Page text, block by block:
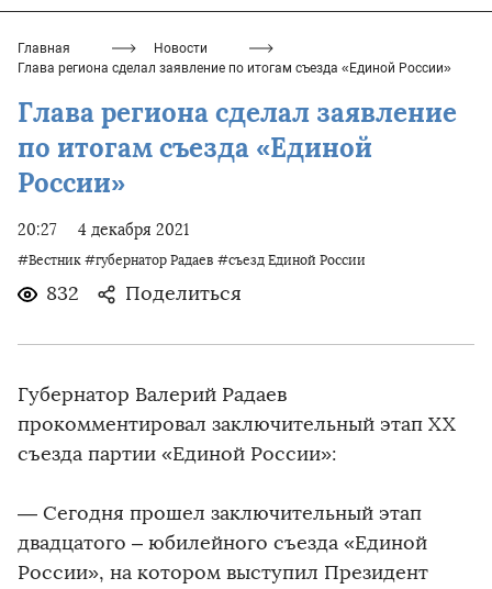
Главная
Новости
Глава региона сделал заявление по итогам съезда «Единой России»
Глава региона сделал заявление
по итогам съезда «Единой
России»
20:27 4 декабря 2021
#Вестник #губернатор Радаев #съезд Единой России
832 Поделиться
Губернатор Валерий Радаев
прокомментировал заключительный этап XX
съезда партии «Единой России»:
— Сегодня прошел заключительный этап
двадцатого – юбилейного съезда «Единой
России», на котором выступил Президент